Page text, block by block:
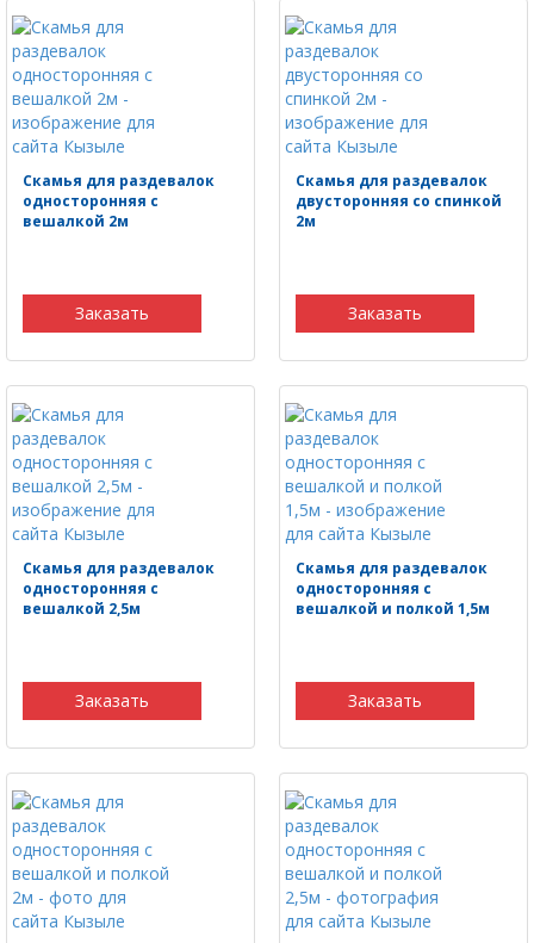
Скамья для раздевалок
односторонняя с
вешалкой 2м
Заказать
Скамья для раздевалок
двусторонняя со спинкой
2м
Заказать
Скамья для раздевалок
односторонняя с
вешалкой 2,5м
Заказать
Скамья для раздевалок
односторонняя с
вешалкой и полкой 1,5м
Заказать